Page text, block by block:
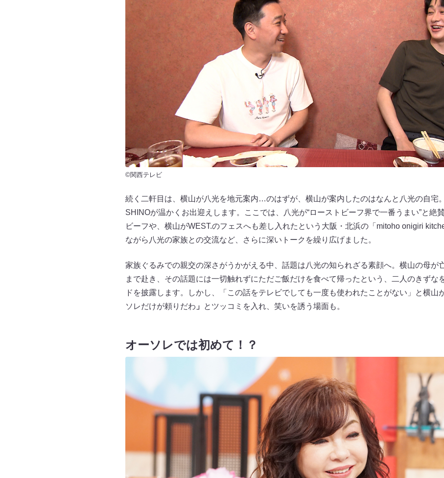
©関西テレビ
続く二軒目は、横山が八光を地元案内…のはずが、横山が案内したのはなんと八光の自宅
SHINOが温かくお出迎えします。ここでは、八光が“ローストビーフ界で一番うまい”と絶
ビーフや、横山がWEST.のフェスへも差し入れたという大阪・北浜の「mitoho onigiri
ながら八光の家族との交流など、さらに深いトークを繰り広げました。
家族ぐるみでの親交の深さがうかがえる中、話題は八光の知られざる素顔へ。横山の母が
まで赴き、その話題には一切触れずにただご飯だけを食べて帰ったという、二人のきずな
ドを披露します。しかし、「この話をテレビでしても一度も使われたことがない」と横山
ソレだけが頼りだわ 」 とツッコミを入れ、笑いを誘う場面も。
オーソレでは初めて！？